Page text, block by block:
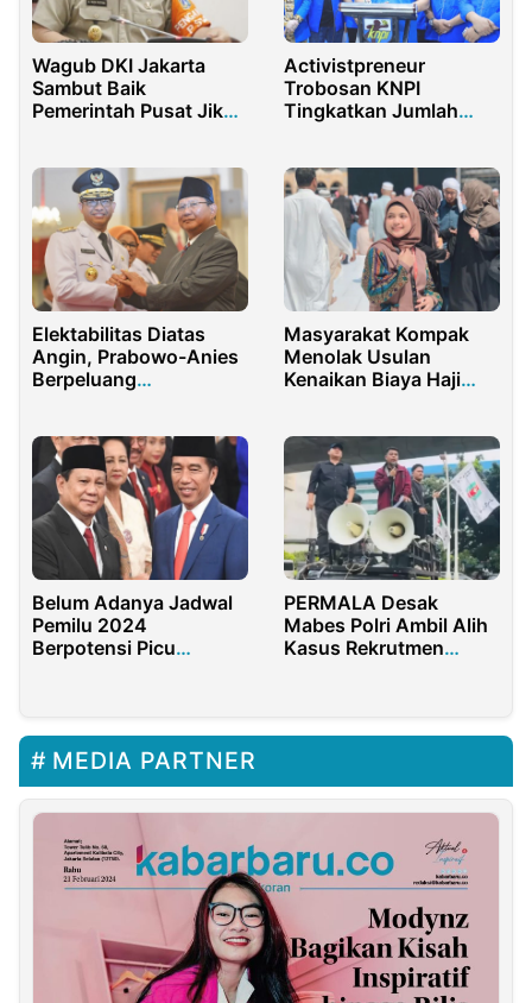
Wagub DKI Jakarta
Sambut Baik
Pemerintah Pusat Jika
Activistpreneur
Trobosan KNPI
Tingkatkan Jumlah
Elektabilitas Diatas
Angin, Prabowo-Anies
Berpeluang
Masyarakat Kompak
Menolak Usulan
Kenaikan Biaya Haji
Belum Adanya Jadwal
Pemilu 2024
Berpotensi Picu
PERMALA Desak
Mabes Polri Ambil Alih
Kasus Rekrutmen
MEDIA PARTNER